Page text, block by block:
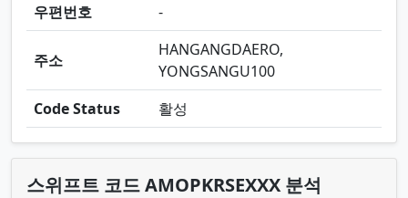
우편번호
-
주소
HANGANGDAERO,
YONGSANGU100
Code Status
활성
스위프트 코드 AMOPKRSEXXX 분석